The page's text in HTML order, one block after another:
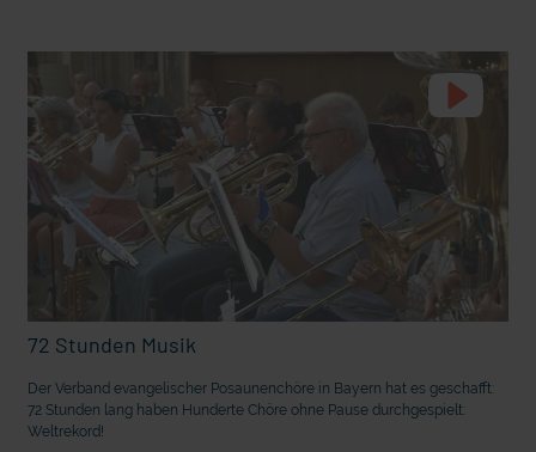
deutsche Sprache? Vorhang auf für Kinderzirkus Giovanni
72 Stunden Musik
Der Verband evangelischer Posaunenchöre in Bayern hat es geschafft:
72 Stunden lang haben Hunderte Chöre ohne Pause durchgespielt:
Weltrekord!